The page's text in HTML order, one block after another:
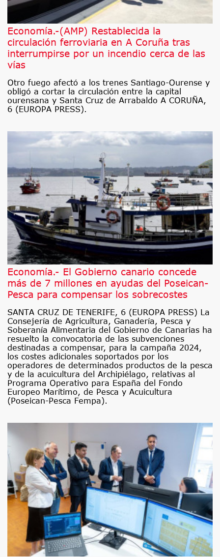
Economía.-(AMP) Restablecida la
circulación ferroviaria en A Coruña tras
interrumpirse por un incendio cerca de las
vías
Otro fuego afectó a los trenes Santiago-Ourense y
obligó a cortar la circulación entre la capital
ourensana y Santa Cruz de Arrabaldo A CORUÑA,
6 (EUROPA PRESS).
Economía.- El Gobierno canario concede
más de 7 millones en ayudas del Poseican-
Pesca para compensar los sobrecostes
SANTA CRUZ DE TENERIFE, 6 (EUROPA PRESS) La
Consejería de Agricultura, Ganadería, Pesca y
Soberanía Alimentaria del Gobierno de Canarias ha
resuelto la convocatoria de las subvenciones
destinadas a compensar, para la campaña 2024,
los costes adicionales soportados por los
operadores de determinados productos de la pesca
y de la acuicultura del Archipiélago, relativas al
Programa Operativo para España del Fondo
Europeo Marítimo, de Pesca y Acuicultura
(Poseican-Pesca Fempa).